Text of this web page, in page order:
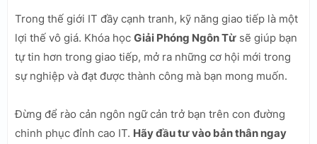
Trong thế giới IT đầy cạnh tranh, kỹ năng giao tiếp là một
lợi thế vô giá. Khóa học Giải Phóng Ngôn Từ sẽ giúp bạn
tự tin hơn trong giao tiếp, mở ra những cơ hội mới trong
sự nghiệp và đạt được thành công mà bạn mong muốn.
Đừng để rào cản ngôn ngữ cản trở bạn trên con đường
chinh phục đỉnh cao IT. Hãy đầu tư vào bản thân ngay